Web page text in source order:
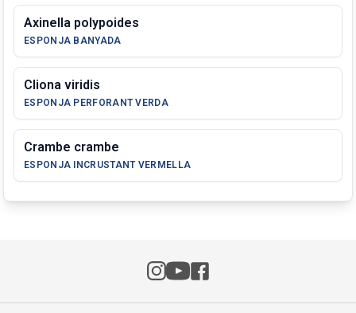
Axinella polypoides
ESPONJA BANYADA
Cliona viridis
ESPONJA PERFORANT VERDA
Crambe crambe
ESPONJA INCRUSTANT VERMELLA